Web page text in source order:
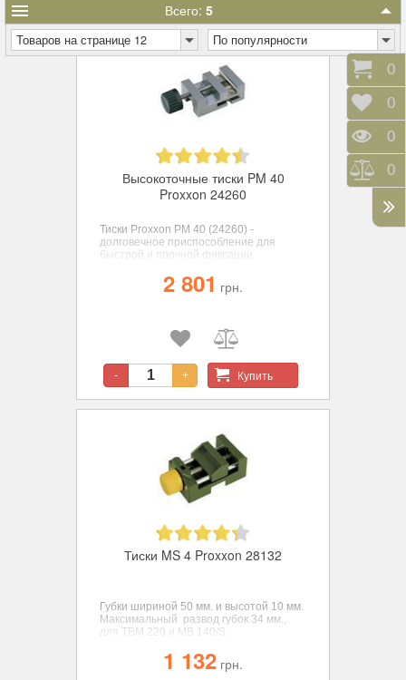
Всего: 5
Товаров на странице 12 По популярности
Высокоточные тиски PM 40
Proxxon 24260
Тиски Proxxon PM 40 (24260) -
долговечное приспособление для
быстрой и прочной фиксации
губок 46 мм, развод 34 мм. Общая
длина 70 мм.2 801 грн.
- + Купить
Тиски MS 4 Proxxon 28132
Губки шириной 50 мм. и высотой 10 мм.
Максимальный развод губок 34 мм.,
для ТВМ 220 и MB 140/S.
1 132 грн.
0
0
0
0